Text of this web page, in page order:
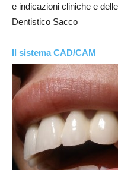
e indicazioni cliniche e
Dentistico Sacco
Il sistema CAD/CAM